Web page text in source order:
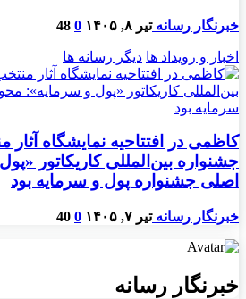
خبرنگار رسانهتیر ۸, ۱۴۰۵ 0
48
اخبار و رویداد ها دیگر رسانه ها
کاظمی در افتتاحیه نمایشگاه
جشنواره بین‌المللی کاریکاتور
اصلی جشنواره پول و سرمایه بود
خبرنگار رسانهتیر ۷, ۱۴۰۵ 0
40
خبرنگار رسانه